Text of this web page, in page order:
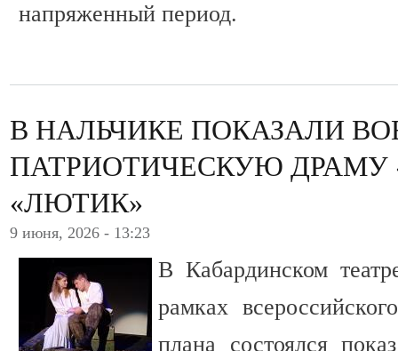
напряженный период.
В НАЛЬЧИКЕ ПОКАЗАЛИ
ПАТРИОТИЧЕСКУЮ ДРАМУ
«ЛЮТИК»
9 июня, 2026 - 13:23
В Кабардинском
рамках
плана состоялся